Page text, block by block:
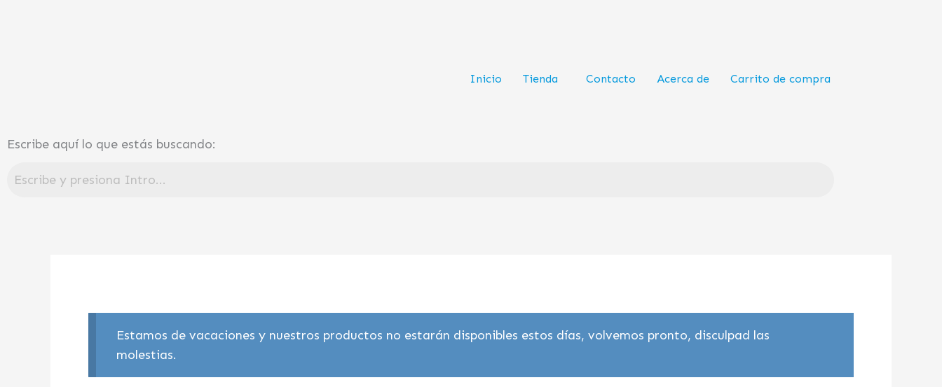
Inicio Tienda Contacto Acerca de Carrito de compra
Escribe aquí lo que estás buscando:
Estamos de vacaciones y nuestros productos no estarán disponibles estos días, volvemos pronto, disculpad las
molestias.